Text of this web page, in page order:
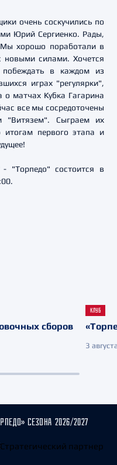
очень соскучились по
Юрий Сергиенко. Рады,
Мы хорошо поработали в
новыми силами. Хочется
в каждом из
играх "регулярки",
матчах Кубка Гагарина
все мы сосредоточены
Сыграем их
итогам первого этапа и
"Торпедо" состоится в
сборов
КЛУБ
3
СЕЗОНА 2026/2027